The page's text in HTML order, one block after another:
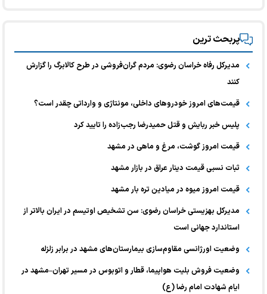
پربحث ترین
مدیرکل رفاه خراسان رضوی: مردم گران‌فروشی در طرح کالابرگ را گزارش
کنند
قیمت‌های امروز خودرو‌های داخلی، مونتاژی و وارداتی چقدر است؟
پلیس خبر ربایش و قتل حمیدرضا رجب‌زاده را تایید کرد
قیمت امروز گوشت، مرغ و ماهی در مشهد
ثبات نسبی قیمت دینار عراق در بازار مشهد
قیمت امروز میوه در میادین تره بار مشهد
مدیرکل بهزیستی خراسان رضوی: سن تشخیص اوتیسم در ایران بالاتر از
استاندارد جهانی است
وضعیت اورژانسی مقاوم‌سازی بیمارستان‌های مشهد در برابر زلزله
وضعیت فروش بلیت هواپیما، قطار و اتوبوس در مسیر تهران–مشهد در
ایام شهادت امام رضا (ع)